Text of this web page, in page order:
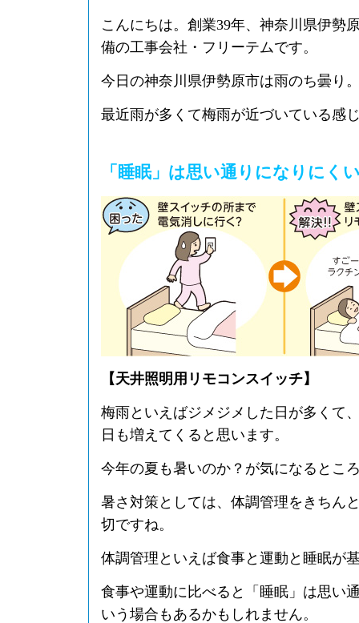
こんにちは。創業39年、神奈川県伊勢
備の工事会社・フリーテムです。
今日の神奈川県伊勢原市は雨のち曇り
最近雨が多くて梅雨が近づいている感
「睡眠」は思い通りになりにく
【天井照明用リモコンスイッチ】
梅雨といえばジメジメした日が多くて
日も増えてくると思います。
今年の夏も暑いのか？が気になるとこ
暑さ対策としては、体調管理をきちん
切ですね。
体調管理といえば食事と運動と睡眠が
食事や運動に比べると「睡眠」は思い
いう場合もあるかもしれません。